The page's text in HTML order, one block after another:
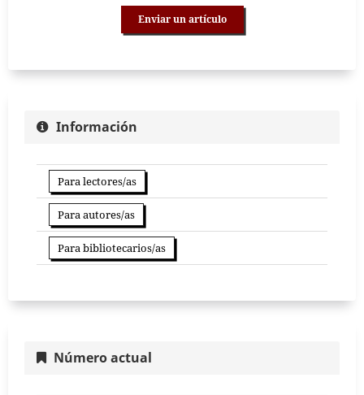
Enviar un artículo
Información
Para lectores/as
Para autores/as
Para bibliotecarios/as
Número actual